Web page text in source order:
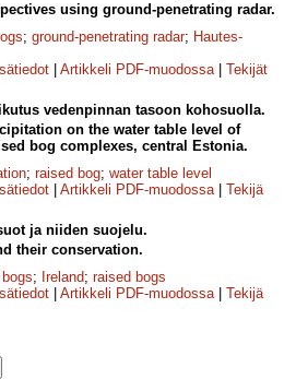
using ground-penetrating radar.
; ground-penetrating radar; Hautes-
Artikkeli PDF-muodossa| Tekijät
vedenpinnan tasoon kohosuolla.
on the water table level of
bog complexes, central Estonia.
; raised bog; water table level
Artikkeli PDF-muodossa| Tekijä
ja niiden suojelu.
their conservation.
; Ireland; raised bogs
Artikkeli PDF-muodossa| Tekijä